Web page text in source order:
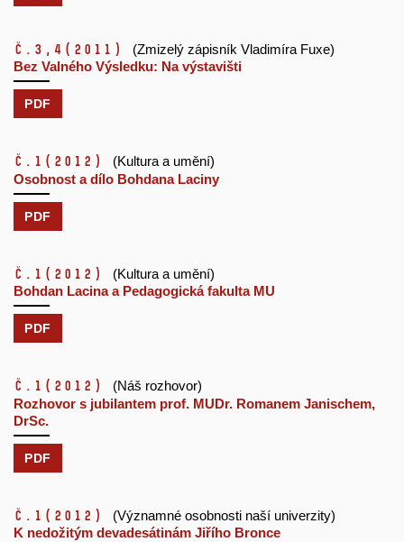
č.3,4 (2011)
(Zmizelý zápisník Vladimíra Fuxe)
Bez Valného Výsledku: Na výstavišti
PDF
č.1 (2012)
(Kultura a umění)
Osobnost a dílo Bohdana Laciny
PDF
č.1 (2012)
(Kultura a umění)
Bohdan Lacina a Pedagogická fakulta MU
PDF
č.1 (2012)
(Náš rozhovor)
Rozhovor s jubilantem prof. MUDr. Romanem Janischem,
DrSc.
PDF
č.1 (2012)
(Významné osobnosti naší univerzity)
K nedožitým devadesátinám Jiřího Bronce